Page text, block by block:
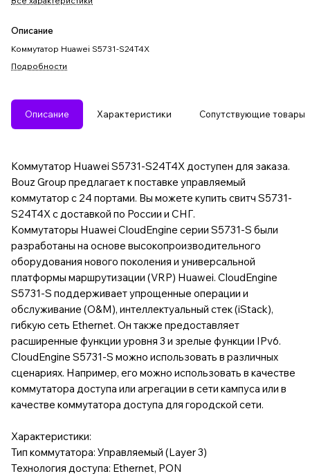
Описание
Коммутатор Huawei S5731-S24T4X
Подробности
Описание Характеристики Сопутствующие товары
Коммутатор Huawei S5731-S24T4X доступен для заказа.
Bouz Group предлагает к поставке управляемый
коммутатор с 24 портами. Вы можете купить свитч S5731-
S24T4X с доставкой по России и СНГ.
Коммутаторы Huawei CloudEngine серии S5731-S были
разработаны на основе высокопроизводительного
оборудования нового поколения и универсальной
платформы маршрутизации (VRP) Huawei. CloudEngine
S5731-S поддерживает упрощенные операции и
обслуживание (O&M), интеллектуальный стек (iStack),
гибкую сеть Ethernet. Он также предоставляет
расширенные функции уровня 3 и зрелые функции IPv6.
CloudEngine S5731-S можно использовать в различных
сценариях. Например, его можно использовать в качестве
коммутатора доступа или агрегации в сети кампуса или в
качестве коммутатора доступа для городской сети.
Характеристики:
Тип коммутатора: Управляемый (Layer 3)
Технология доступа: Ethernet, PON